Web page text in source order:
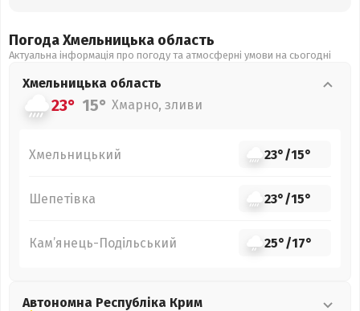
Погода Хмельницька область
Актуальна інформація про погоду та атмосферні умови на сьогодні
Хмельницька область
23° 15° Хмарно, зливи
Хмельницький 23°/15°
Шепетівка 23°/15°
Кам’янець-Подільський 25°/17°
Автономна Республіка Крим